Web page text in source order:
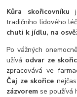
Kůra skořicovníku
tradičního lidového
chuti k jídlu, na
Po vážných
užívá odvar ze
zpracovává ve
Čaj ze skořice
zázvorem se používá